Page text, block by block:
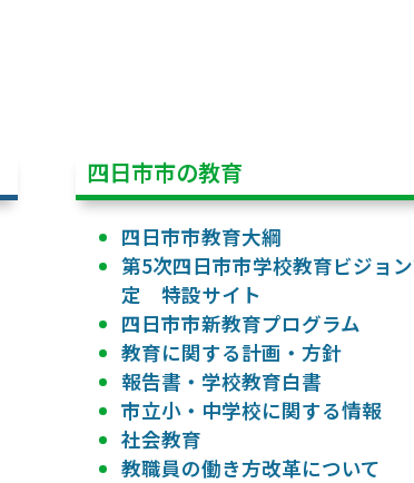
四日市市の教育
四日市市教育大綱
第5次四日市市学校教育ビジョ
定 特設サイト
四日市市新教育プログラム
教育に関する計画・方針
報告書・学校教育白書
市立小・中学校に関する情報
社会教育
教職員の働き方改革について